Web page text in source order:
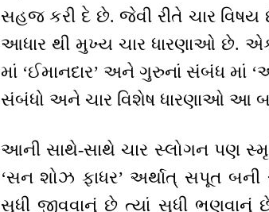
સહજ કરી દે છે. જેવી રીતે ચાર
આધાર થી મુખ્ય ચાર ધારણાઓ છે. એક
માં ‘ઈમાનદાર’ અને ગુરુનાં સંબંધ માં
સંબંધો અને ચાર વિશેષ ધારણાઓ આ
આની સાથે-સાથે ચાર સ્લોગન પણ
‘સન શોઝ ફાધર’ અર્થાત્ સપૂત
સુધી જીવવાનું છે ત્યાં સુધી